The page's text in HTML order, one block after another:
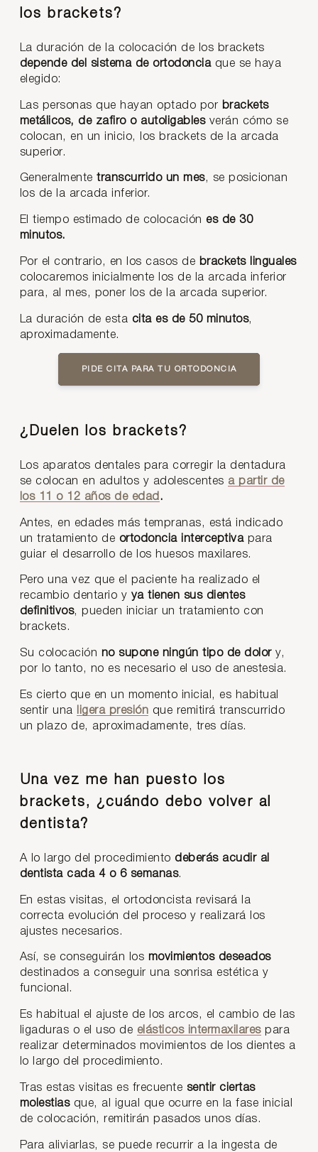
los brackets?
La duración de la colocación de los brackets
depende del sistema de ortodoncia que se haya
elegido:
Las personas que hayan optado por brackets
metálicos, de zafiro o autoligablesverán cómo se
colocan, en un inicio, los brackets de la arcada
superior.
Generalmentetranscurrido un mes, se posicionan
los de la arcada inferior.
El tiempo estimado de colocación es de 30
minutos.
Por el contrario, en los casos de brackets linguales
colocaremos inicialmente los de la arcada inferior
para, al mes, poner los de la arcada superior.
La duración de esta cita es de 50 minutos,
aproximadamente.
PIDE CITA PARA TU ORTODONCIA
¿Duelen los brackets?
Los aparatos dentales para corregir la dentadura
se colocan en adultos y adolescentes a partir de
los 11 o 12 años de edad .
Antes, en edades más tempranas, está indicado
un tratamiento de ortodoncia interceptiva para
guiar el desarrollo de los huesos maxilares.
Pero una vez que el paciente ha realizado el
recambio dentario y ya tienen sus dientes
definitivos, pueden iniciar un tratamiento con
brackets.
Su colocación no supone ningún tipo de dolory,
por lo tanto, no es necesario el uso de anestesia.
Es cierto que en un momento inicial, es habitual
sentir una
ligera presión que remitirá transcurrido
un plazo de, aproximadamente, tres días.
Una vez me han puesto los
brackets, ¿cuándo debo volver al
dentista?
A lo largo del procedimiento deberás acudir al
dentista cada 4 o 6 semanas.
En estas visitas, el ortodoncista revisará la
correcta evolución del proceso y realizará los
ajustes necesarios.
Así, se conseguirán los movimientos deseados
destinados a conseguir una sonrisa estética y
funcional.
Es habitual el ajuste de los arcos, el cambio de las
ligaduras o el uso de elásticos intermaxilarespara
realizar determinados movimientos de los dientes a
lo largo del procedimiento.
Tras estas visitas es frecuente sentir ciertas
molestiasque, al igual que ocurre en la fase inicial
de colocación, remitirán pasados unos días.
Para aliviarlas, se puede recurrir a la ingesta de